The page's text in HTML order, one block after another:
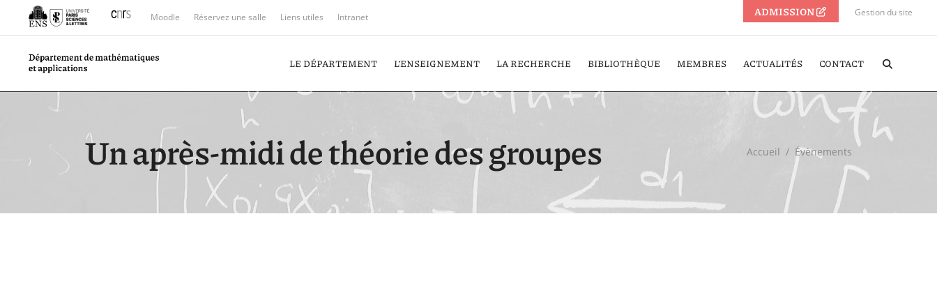
Moodle Réservez une salle Liens utiles Intranet ADMISSION Gestion du site
LE DÉPARTEMENT L’ENSEIGNEMENT LA RECHERCHE BIBLIOTHÈQUE MEMBRES ACTUALITÉS CONTACT
Un après-midi de théorie des groupes Accueil / Évènements